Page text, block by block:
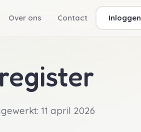
Over ons Contact Inloggen
11 april 2026